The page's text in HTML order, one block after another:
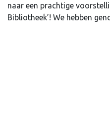
naar een prachtige
Bibliotheek’! We hebben